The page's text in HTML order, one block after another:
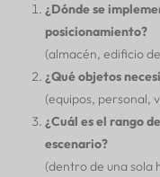
¿Dónde se
posicionamiento?
(almacén, edificio
¿Qué objetos
(equipos, personal,
¿Cuál es el rango
escenario?
(dentro de una sola